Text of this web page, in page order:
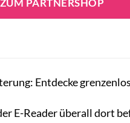
ZUM PARTNERSHOP
Entdecke
E-Reader überall dort